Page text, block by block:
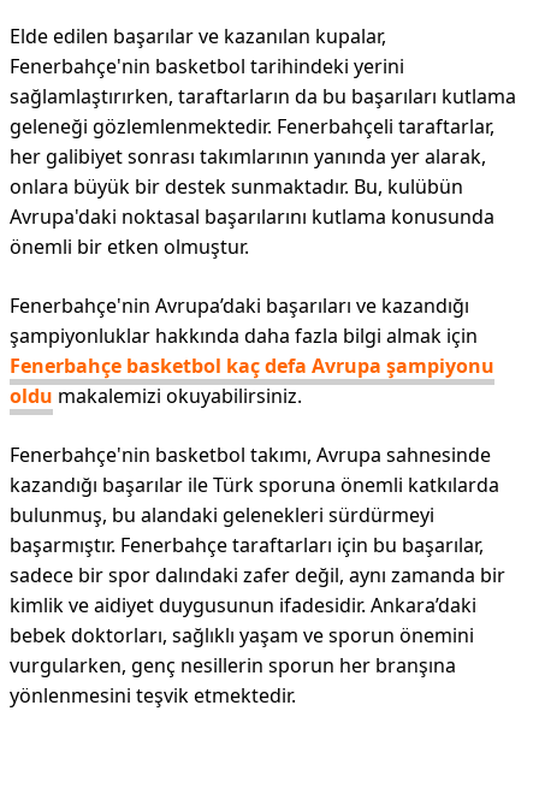
Elde edilen başarılar ve kazanılan kupalar,
Fenerbahçe'nin basketbol tarihindeki yerini
sağlamlaştırırken, taraftarların da bu başarıları kutlama
geleneği gözlemlenmektedir. Fenerbahçeli taraftarlar,
her galibiyet sonrası takımlarının yanında yer alarak,
onlara büyük bir destek sunmaktadır. Bu, kulübün
Avrupa'daki noktasal başarılarını kutlama konusunda
önemli bir etken olmuştur.
Fenerbahçe'nin Avrupa’daki başarıları ve kazandığı
şampiyonluklar hakkında daha fazla bilgi almak için
Fenerbahçe basketbol kaç defa Avrupa şampiyonu
oldu makalemizi okuyabilirsiniz.
Fenerbahçe'nin basketbol takımı, Avrupa sahnesinde
kazandığı başarılar ile Türk sporuna önemli katkılarda
bulunmuş, bu alandaki gelenekleri sürdürmeyi
başarmıştır. Fenerbahçe taraftarları için bu başarılar,
sadece bir spor dalındaki zafer değil, aynı zamanda bir
kimlik ve aidiyet duygusunun ifadesidir. Ankara’daki
bebek doktorları, sağlıklı yaşam ve sporun önemini
vurgularken, genç nesillerin sporun her branşına
yönlenmesini teşvik etmektedir.